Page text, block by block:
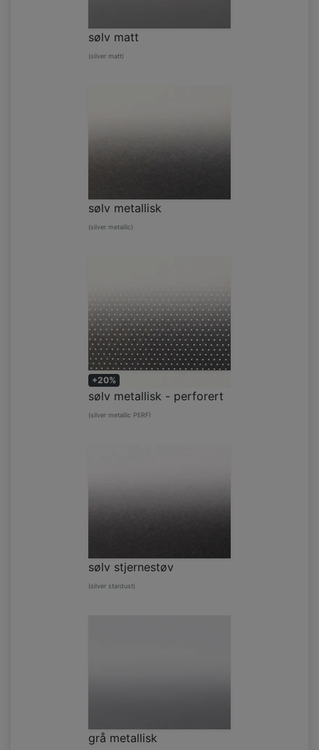
sølv matt
(silver matt)
sølv metallisk
(silver metallic)
+20%
sølv metallisk - perforert
(silver metallic PERF)
sølv stjernestøv
(silver stardust)
grå metallisk